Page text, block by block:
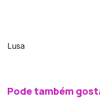
Lusa
Pode também